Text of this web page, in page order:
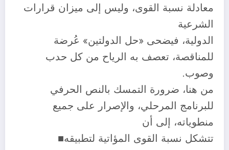
معادلة نسبة القوى، وليس إلى ميزان قرارات
الشرعية
الدولية، فيضحى «حل الدولتين» عُرضة
للمناقصة، تعصف به الرياح من كل حدب
وصوب.
من هنا، ضرورة التمسك بالنص الحرفي
للبرنامج المرحلي، والإصرار على جميع
منطوياته، إلى أن
تتشكل نسبة القوى المؤاتية لتطبيقه■